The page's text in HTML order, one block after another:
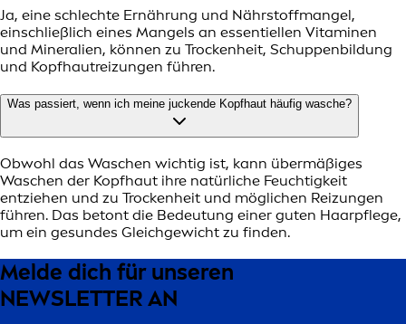
Ja, eine schlechte Ernährung und Nährstoffmangel,
einschließlich eines Mangels an essentiellen Vitaminen
und Mineralien, können zu Trockenheit, Schuppenbildung
und Kopfhautreizungen führen.
Was passiert, wenn ich meine juckende Kopfhaut häufig wasche?
Obwohl das Waschen wichtig ist, kann übermäßiges
Waschen der Kopfhaut ihre natürliche Feuchtigkeit
entziehen und zu Trockenheit und möglichen Reizungen
führen. Das betont die Bedeutung einer guten Haarpflege,
um ein gesundes Gleichgewicht zu finden.
Melde dich für unseren
NEWSLETTER AN